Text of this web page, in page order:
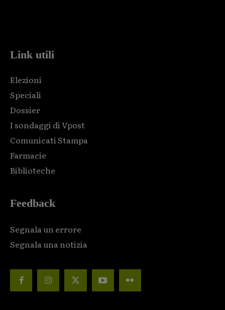
Link utili
Elezioni
Speciali
Dossier
I sondaggi di Vpost
Comunicati Stampa
Farmacie
Biblioteche
Feedback
Segnala un errore
Segnala una notizia